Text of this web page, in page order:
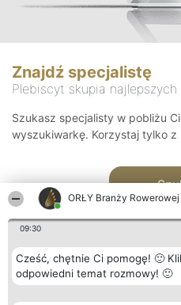
ORŁY Branży Rowerowej
09:30
Cześć, chętnie Ci pomogę! 🙂
odpowiedni temat rozmowy! 🙂
Znajdź specjalistę
Plebiscyt skupia
Szukasz specjalisty w pobliżu
wyszukiwarkę. Korzystaj tylko z
Organizator plebiscytu